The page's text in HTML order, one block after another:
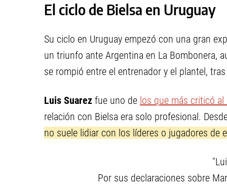
El ciclo de Bielsa en Uruguay
Su ciclo en Uruguay empezó con una gran
un triunfo ante Argentina en La Bombonera,
se rompió entre el entrenador y el plantel,
Luis Suarez fue uno de los que más criticó al
relación con Bielsa era solo profesional.
no suele lidiar con los líderes o jugadores de
Por sus declaraciones sobre